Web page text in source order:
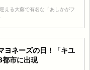
える大藤で有名な「あしかがフ
ヨネーズの日！「キユ
都市に出現